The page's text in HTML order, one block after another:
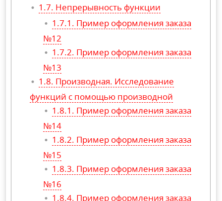
Непрерывность функции
Пример оформления заказа
№12
Пример оформления заказа
№13
Производная. Исследование
функций с помощью производной
Пример оформления заказа
№14
Пример оформления заказа
№15
Пример оформления заказа
№16
Пример оформления заказа